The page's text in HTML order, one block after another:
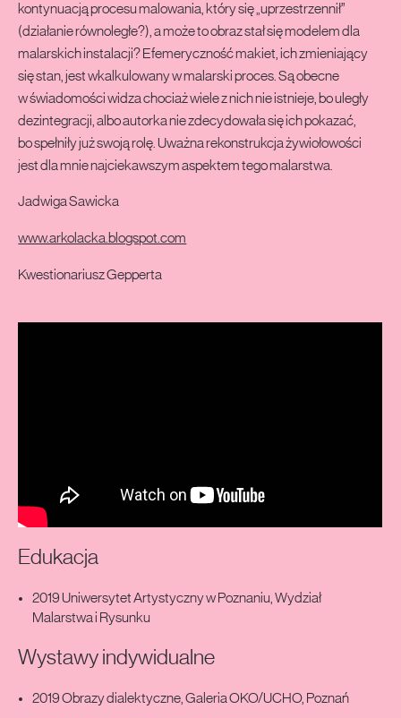
kontynuacją procesu malowania, który się „uprzestrzennił”
(działanie równoległe?), a może to obraz stał się modelem dla
malarskich instalacji? Efemeryczność makiet, ich zmieniający
się stan, jest wkalkulowany w malarski proces. Są obecne
w świadomości widza chociaż wiele z nich nie istnieje, bo uległy
dezintegracji, albo autorka nie zdecydowała się ich pokazać,
bo spełniły już swoją rolę. Uważna rekonstrukcja żywiołowości
jest dla mnie najciekawszym aspektem tego malarstwa.
Jadwiga Sawicka
www.arkolacka.blogspot.com
Kwestionariusz Gepperta
Edukacja
2019 Uniwersytet Artystyczny w Poznaniu, Wydział
Malarstwa i Rysunku
Wystawy indywidualne
2019 Obrazy dialektyczne, Galeria OKO/UCHO, Poznań